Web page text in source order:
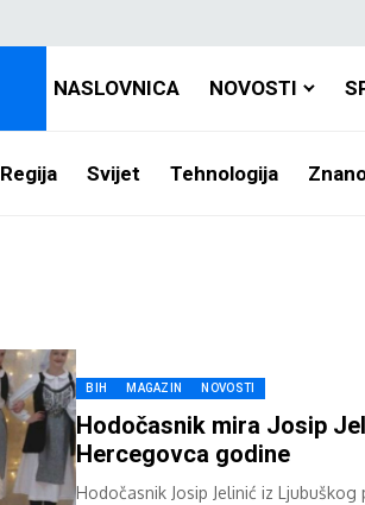
NASLOVNICA NOVOSTI
Regija Svijet Tehnologija
BIH MAGAZIN NOVOSTI
Hodočasnik mira Josip
Hercegovca godine
Hodočasnik Josip Jelinić iz